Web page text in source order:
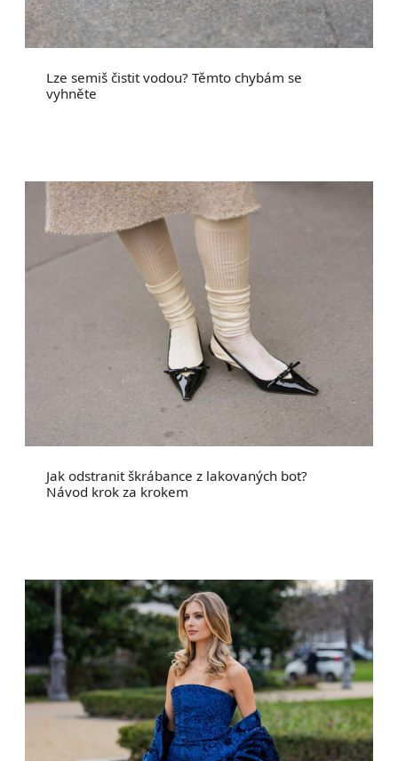
Lze semiš čistit vodou? Těmto chybám se
vyhněte
Jak odstranit škrábance z lakovaných bot?
Návod krok za krokem